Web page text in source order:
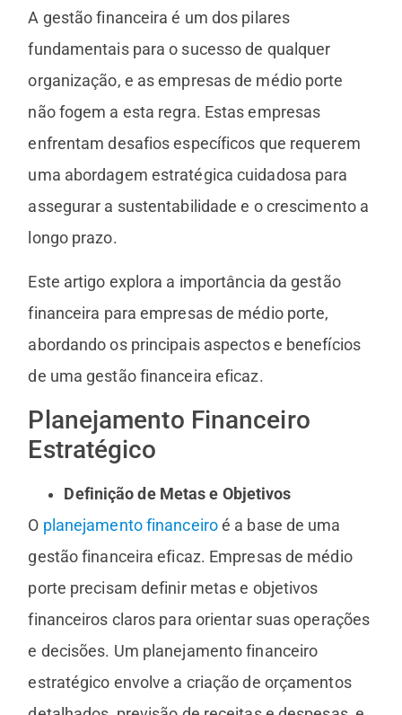
A gestão financeira é um dos pilares
fundamentais para o sucesso de qualquer
organização, e as empresas de médio porte
não fogem a esta regra. Estas empresas
enfrentam desafios específicos que requerem
uma abordagem estratégica cuidadosa para
assegurar a sustentabilidade e o crescimento a
longo prazo.
Este artigo explora a importância da gestão
financeira para empresas de médio porte,
abordando os principais aspectos e benefícios
de uma gestão financeira eficaz.
Planejamento Financeiro
Estratégico
Definição de Metas e Objetivos
O planejamento financeiroé a base de uma
gestão financeira eficaz. Empresas de médio
porte precisam definir metas e objetivos
financeiros claros para orientar suas operações
e decisões. Um planejamento financeiro
estratégico envolve a criação de orçamentos